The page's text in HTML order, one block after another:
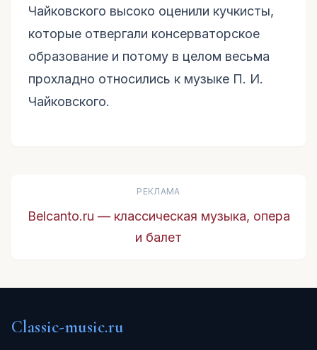
Чайковского высоко оценили кучкисты,
которые отвергали консерваторское
образование и потому в целом весьма
прохладно относились к музыке П. И.
Чайковского.
РЕКЛАМА
Belcanto.ru — классическая музыка, опера
и балет
Classic-music.ru